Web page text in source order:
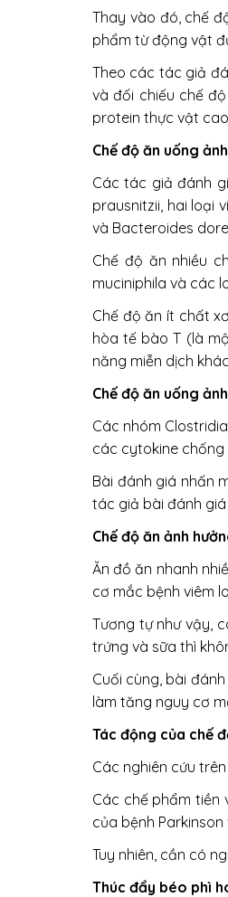
Thay vào đó, chế
phẩm từ động vật
Theo các tác giả
và đối chiếu chế
protein thực vật
Chế độ ăn uống
Các tác giả đánh
prausnitzii, hai loại
và Bacteroides
Chế độ ăn nhiều
muciniphila và các
Chế độ ăn ít chất
hòa tế bào T (là
năng miễn dịch
Chế độ ăn uống
Các nhóm
các cytokine chống
Bài đánh giá nhấn
tác giả bài đánh
Chế độ ăn ảnh
Ăn đồ ăn nhanh
cơ mắc bệnh viêm
Tương tự như vậy,
trứng và sữa thì
Cuối cùng, bài
làm tăng nguy cơ
Tác động của chế
Các nghiên cứu
Các chế phẩm tiền
của bệnh
Tuy nhiên, cần có
Thúc đẩy béo phì